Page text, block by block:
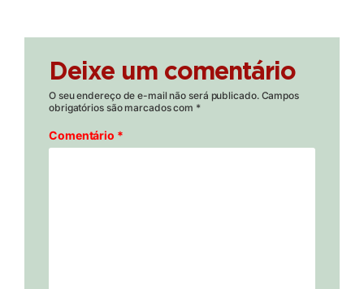
Deixe um comentário
O seu endereço de e-mail não será publicado. Campos
obrigatórios são marcados com *
Comentário *